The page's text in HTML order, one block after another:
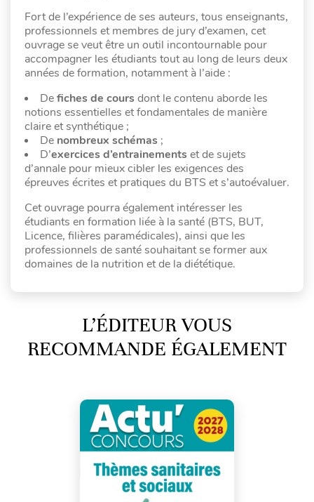
Fort de l’expérience de ses auteurs, tous enseignants,
professionnels et membres de jury d’examen, cet
ouvrage se veut être un outil incontournable pour
accompagner les étudiants tout au long de leurs deux
années de formation, notamment à l’aide :
Defiches de cours dont le contenu aborde les
notions essentielles et fondamentales de manière
claire et synthétique ;
De nombreux schémas ;
D’exercices d’entrainements et de sujets
d’annale pour mieux cibler les exigences des
épreuves écrites et pratiques du BTS et s’autoévaluer.
Cet ouvrage pourra également intéresser les
étudiants en formation liée à la santé (BTS, BUT,
Licence, filières paramédicales), ainsi que les
professionnels de santé souhaitant se former aux
domaines de la nutrition et de la diététique.
L’ÉDITEUR VOUS
RECOMMANDE ÉGALEMENT